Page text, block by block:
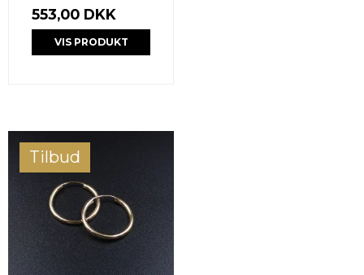
553,00 DKK
VIS PRODUKT
Tilbud